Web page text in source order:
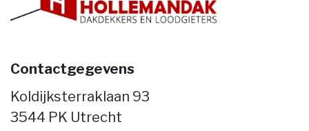
Contactgegevens
Koldijksterraklaan 93
3544 PK Utrecht